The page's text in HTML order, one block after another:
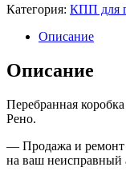
Категория: КПП для
Описание
Описание
Перебранная
Рено.
— Продажа и ремонт
на ваш неисправный